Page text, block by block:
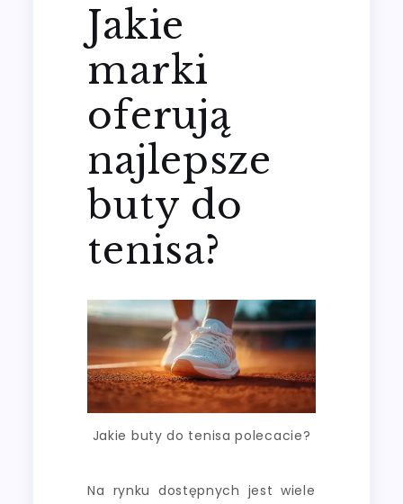
Jakie
marki
oferują
najlepsze
buty do
tenisa?
Jakie buty do tenisa polecacie?
Na rynku dostępnych jest wiele